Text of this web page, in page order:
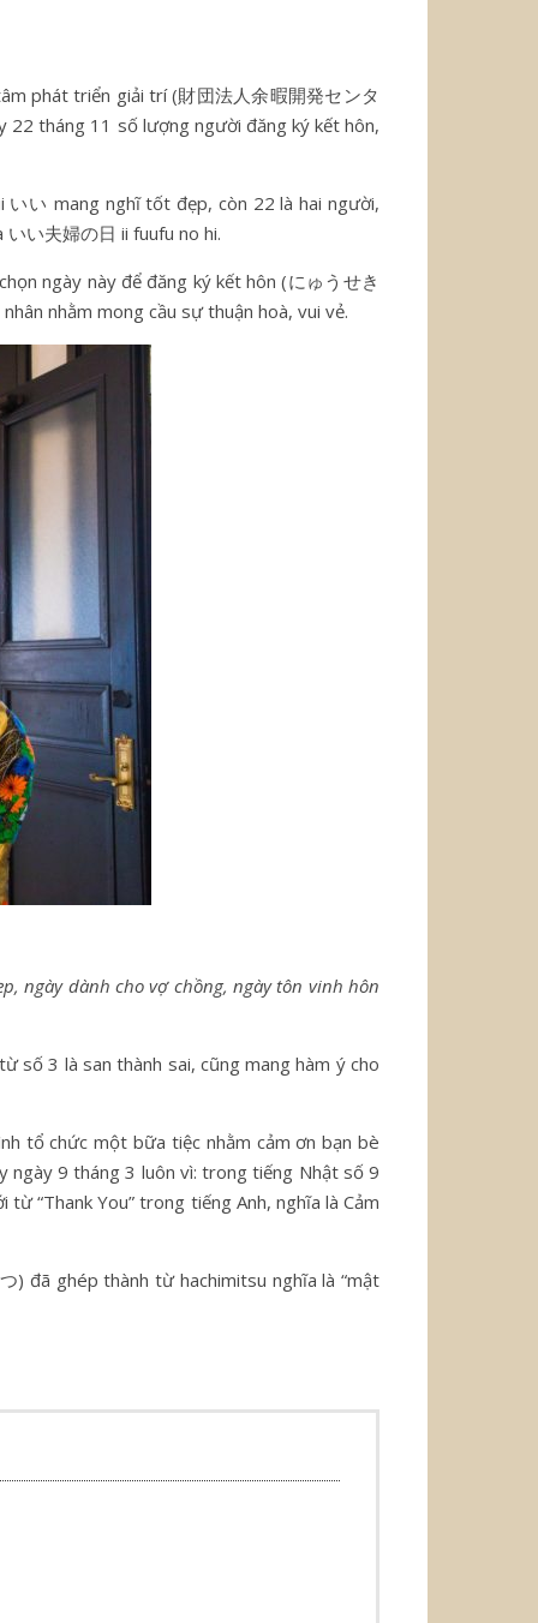
phát triển giải trí (財団法人余暇開発センタ
22 tháng 11 số lượng người đăng ký kết hôn,
い mang nghĩ tốt đẹp, còn 22 là hai người,
い夫婦の日 ii fuufu no hi.
ngày này để đăng ký kết hôn (にゅうせき
nhằm mong cầu sự thuận hoà, vui vẻ.
ngày dành cho vợ chồng, ngày tôn vinh hôn
số 3 là san thành sai, cũng mang hàm ý cho
tổ chức một bữa tiệc nhằm cảm ơn bạn bè
ngày 9 tháng 3 luôn vì: trong tiếng Nhật số 9
“Thank You” trong tiếng Anh, nghĩa là Cảm
) đã ghép thành từ hachimitsu nghĩa là “mật